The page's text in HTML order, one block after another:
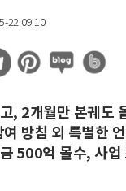
22 09:10
, 2개월만 본궤도
방침 외 특별한
500억 몰수, 사